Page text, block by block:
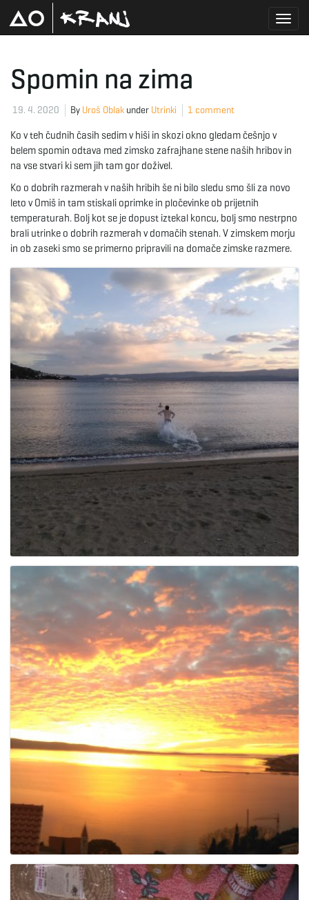
g
l
e
a
i
g
a
t
o
Spomin na zima
19. 4. 2020 By Uroš Oblak under Utrinki 1 comment
Ko v teh čudnih časih sedim v hiši in skozi okno gledam češnjo v
belem spomin odtava med zimsko zafrajhane stene naših hribov in
na vse stvari ki sem jih tam gor doživel.
Ko o dobrih razmerah v naših hribih še ni bilo sledu smo šli za novo
leto v Omiš in tam stiskali oprimke in pločevinke ob prijetnih
temperaturah. Bolj kot se je dopust iztekal koncu, bolj smo nestrpno
brali utrinke o dobrih razmerah v domačih stenah. V zimskem morju
in ob zaseki smo se primerno pripravili na domače zimske razmere.